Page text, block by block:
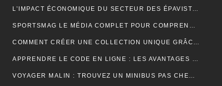
L’IMPACT ÉCONOMIQUE DU SECTEUR DES ÉPAVISTES EN FRANCE
SPORTSMAG LE MÉDIA COMPLET POUR COMPRENDRE LE SPORT LA NUTRITION ET LA PERFORMANCE
COMMENT CRÉER UNE COLLECTION UNIQUE GRÂCE À UN GROSSISTE DE VÊTEMENTS PERSONNALISÉS
APPRENDRE LE CODE EN LIGNE : LES AVANTAGES D’UNE FORMATION ENTIÈREMENT NUMÉRIQUE
VOYAGER MALIN : TROUVEZ UN MINIBUS PAS CHER POUR VOS DÉPLACEMENTS EN GROUPE